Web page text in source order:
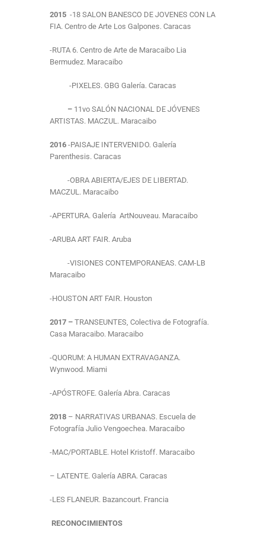
2015 -18 SALON BANESCO DE JOVENES CON LA
FIA. Centro de Arte Los Galpones. Caracas
-RUTA 6. Centro de Arte de Maracaibo Lia
Bermudez. Maracaibo
-PIXELES. GBG Galería. Caracas
– 11vo SALÓN NACIONAL DE JÓVENES
ARTISTAS. MACZUL. Maracaibo
2016 -PAISAJE INTERVENIDO. Galería
Parenthesis. Caracas
-OBRA ABIERTA/EJES DE LIBERTAD.
MACZUL. Maracaibo
-APERTURA. Galería ArtNouveau. Maracaibo
-ARUBA ART FAIR. Aruba
-VISIONES CONTEMPORANEAS. CAM-LB
Maracaibo
-HOUSTON ART FAIR. Houston
2017 – TRANSEUNTES, Colectiva de Fotografía.
Casa Maracaibo. Maracaibo
-QUORUM: A HUMAN EXTRAVAGANZA.
Wynwood. Miami
-APÓSTROFE. Galería Abra. Caracas
2018 – NARRATIVAS URBANAS. Escuela de
Fotografía Julio Vengoechea. Maracaibo
-MAC/PORTABLE. Hotel Kristoff. Maracaibo
– LATENTE. Galería ABRA. Caracas
-LES FLANEUR. Bazancourt. Francia
RECONOCIMIENTOS